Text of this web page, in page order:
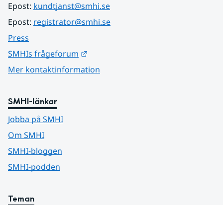
Epost: kundtjanst@smhi.se
Epost: registrator@smhi.se
Press
SMHIs frågeforum
Mer kontaktinformation
SMHI-länkar
Jobba på SMHI
Om SMHI
SMHI-bloggen
SMHI-podden
Teman